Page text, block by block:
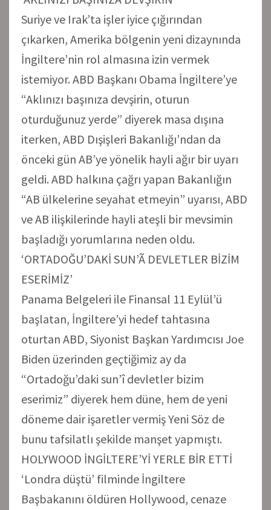
Suriye ve Irak’ta işler iyice çığırından
çıkarken, Amerika bölgenin yeni dizaynında
İngiltere’nin rol almasına izin vermek
istemiyor. ABD Başkanı Obama İngiltere’ye
“Aklınızı başınıza devşirin, oturun
oturduğunuz yerde” diyerek masa dışına
iterken, ABD Dışişleri Bakanlığı’ndan da
önceki gün AB’ye yönelik hayli ağır bir uyarı
geldi. ABD halkına çağrı yapan Bakanlığın
“AB ülkelerine seyahat etmeyin” uyarısı, ABD
ve AB ilişkilerinde hayli ateşli bir mevsimin
başladığı yorumlarına neden oldu.
‘ORTADOĞU’DAKİ SUN’Ã DEVLETLER BİZİM
ESERİMİZ’
Panama Belgeleri ile Finansal 11 Eylül’ü
başlatan, İngiltere’yi hedef tahtasına
oturtan ABD, Siyonist Başkan Yardımcısı Joe
Biden üzerinden geçtiğimiz ay da
“Ortadoğu’daki sun’î devletler bizim
eserimiz” diyerek hem düne, hem de yeni
döneme dair işaretler vermiş Yeni Söz de
bunu tafsilatlı şekilde manşet yapmıştı.
HOLYWOOD İNGİLTERE’Yİ YERLE BİR ETTİ
‘Londra düştü’ filminde İngiltere
Başbakanını öldüren Hollywood, cenaze